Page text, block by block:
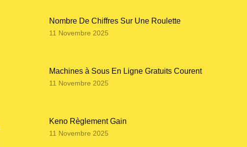
Nombre De Chiffres Sur Une Roulette
11 Novembre 2025
Machines à Sous En Ligne Gratuits Courent
11 Novembre 2025
Keno Règlement Gain
11 Novembre 2025